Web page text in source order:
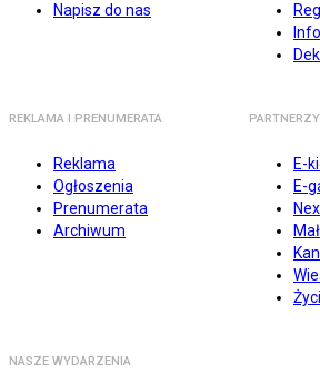
Napisz do nas
REKLAMA I PRENUMERATA
Reklama
Ogłoszenia
Prenumerata
Archiwum
PARTNERZY
E-
E-
NASZE WYDARZENIA